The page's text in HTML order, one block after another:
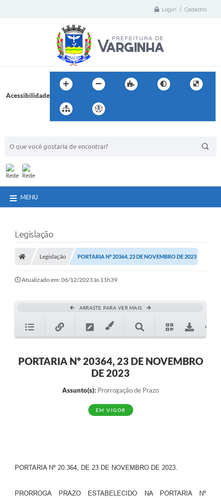
Login / Cadastro
Acessibilidade
MENU
Legislação
Legislação PORTARIA Nº 20364, 23 DE NOVEMBRO DE 2023
Atualizado em: 06/12/2023 às 11h39
ARRASTE PARA VER MAIS
PORTARIA Nº 20364, 23 DE NOVEMBRO
DE 2023
Assunto(s): Prorrogação de Prazo
EM VIGOR
PORTARIA Nº 20.364, DE 23 DE NOVEMBRO DE 2023.
PRORROGA PRAZO ESTABELECIDO NA PORTARIA Nº